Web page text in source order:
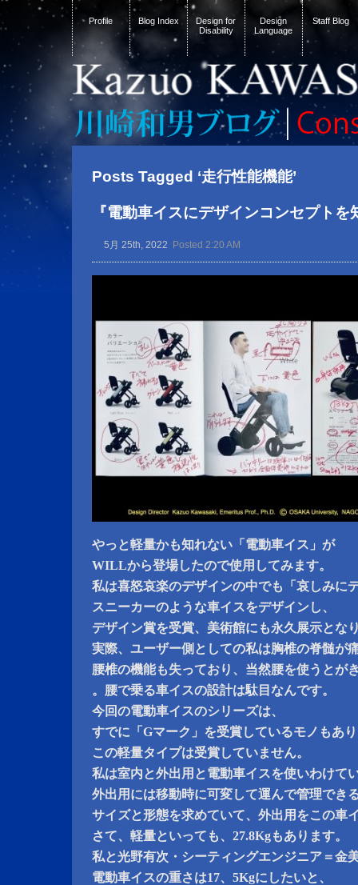
Profile Blog Index
Design for
Disability
Design
Language
Staff Blog
Posts Tagged ‘走行性能機能’
『電動車イスにデザインコンセプトを
5月 25th, 2022 Posted 2:20 AM
やっと軽量かも知れない「電動車イス」が
WILLから登場したので使用してみます。
私は喜怒哀楽のデザインの中でも「哀しみに
スニーカーのような車イスをデザインし、
デザイン賞を受賞、美術館にも永久展示とな
実際、ユーザー側としての私は胸椎の脊髄が
腰椎の機能も失っており、当然腰を使うとが
。腰で乗る車イスの設計は駄目なんです。
今回の電動車イスのシリーズは、
すでに「Gマーク」を受賞しているモノもあ
この軽量タイプは受賞していません。
私は室内と外出用と電動車イスを使いわけて
外出用には移動時に可変して運んで管理でき
サイズと形態を求めていて、外出用をこの車
さて、軽量といっても、27.8Kgもあります。
私と光野有次・シーティングエンジニア＝金
電動車イスの重さは17、5Kgにしたいと、